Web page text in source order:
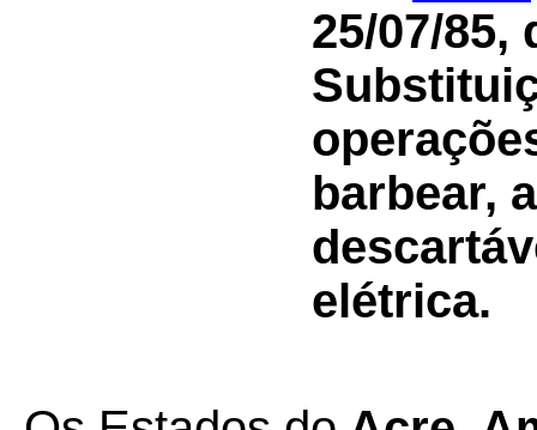
25/07/
barbear,
elétrica.